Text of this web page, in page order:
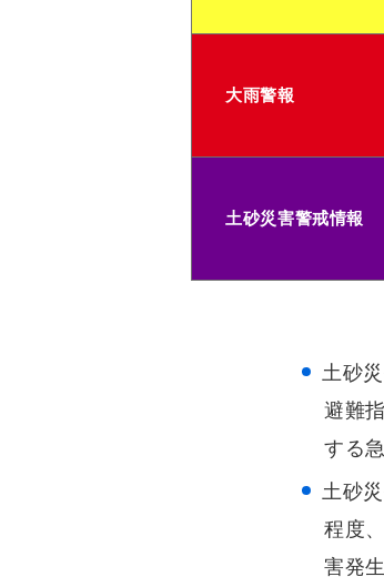
大雨警報
土砂災害警戒情報
土砂
避難
する
土砂
程度
害発